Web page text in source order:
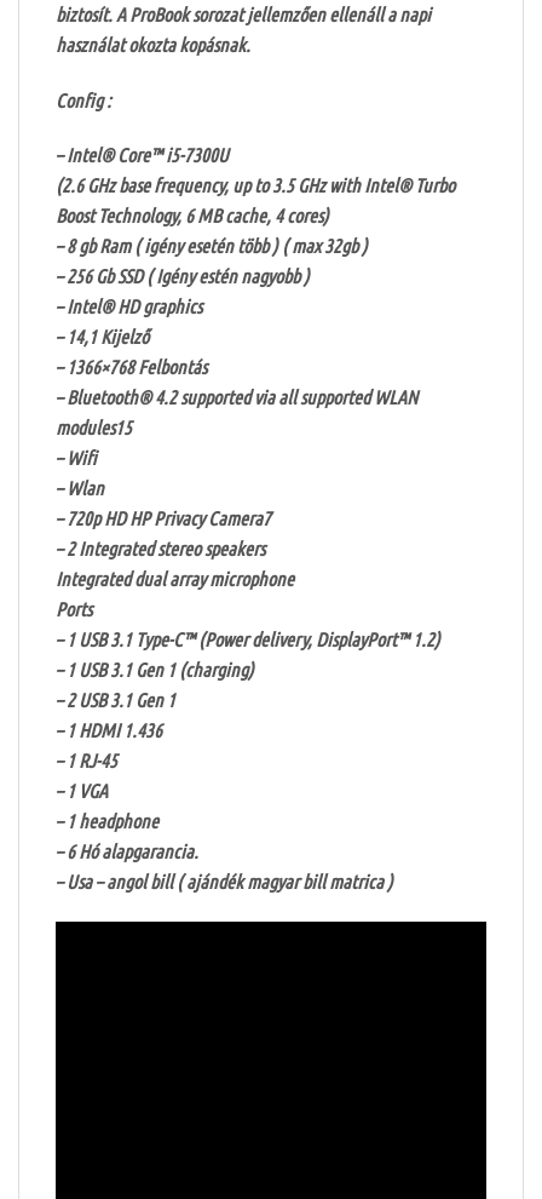
biztosít. A ProBook sorozat jellemzően ellenáll a napi
használat okozta kopásnak.
Config :
– Intel® Core™ i5-7300U
(2.6 GHz base frequency, up to 3.5 GHz with Intel® Turbo
Boost Technology, 6 MB cache, 4 cores)
– 8 gb Ram ( igény esetén több ) ( max 32gb )
– 256 Gb SSD ( Igény estén nagyobb )
– Intel® HD graphics
– 14,1 Kijelző
– 1366×768 Felbontás
– Bluetooth® 4.2 supported via all supported WLAN
modules15
– Wifi
– Wlan
– 720p HD HP Privacy Camera7
– 2 Integrated stereo speakers
Integrated dual array microphone
Ports
– 1 USB 3.1 Type-C™ (Power delivery, DisplayPort™ 1.2)
– 1 USB 3.1 Gen 1 (charging)
– 2 USB 3.1 Gen 1
– 1 HDMI 1.436
– 1 RJ-45
– 1 VGA
– 1 headphone
– 6 Hó alapgarancia.
– Usa – angol bill ( ajándék magyar bill matrica )